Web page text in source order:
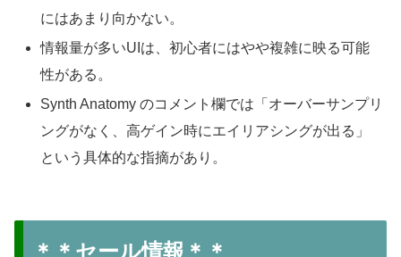
にはあまり向かない。
情報量が多いUIは、初心者にはやや複雑に映る可能
性がある。
Synth Anatomy のコメント欄では「オーバーサンプリ
ングがなく、高ゲイン時にエイリアシングが出る」
という具体的な指摘があり。
＊＊セール情報＊＊